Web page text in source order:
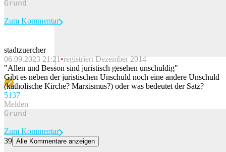
Beitrag melden
Zum Kommentar
stadtzuercher
06.09.2023 21:21 registriert Dezember 2014
"Allen und Besson sind juristisch gesehen unschuldig"
Gibt es neben der juristischen Unschuld noch eine andere Unschuld
(katholische Kirche? Marxismus?) oder was bedeutet der Satz?
5137
Melden
Zum Kommentar
39 Alle Kommentare anzeigen